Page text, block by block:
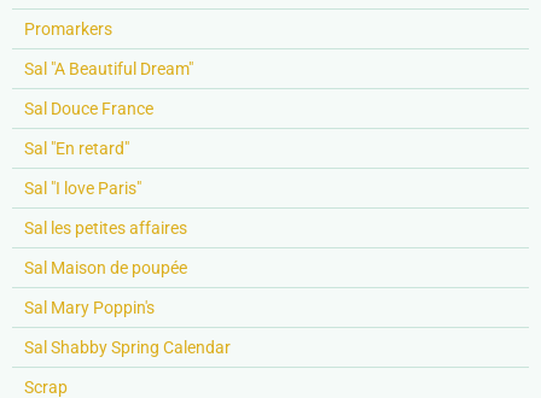
Promarkers
Sal "A Beautiful Dream"
Sal Douce France
Sal "En retard"
Sal "I love Paris"
Sal les petites affaires
Sal Maison de poupée
Sal Mary Poppin's
Sal Shabby Spring Calendar
Scrap